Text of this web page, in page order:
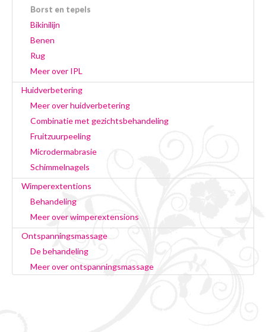
Borst en tepels
Bikinilijn
Benen
Rug
Meer over IPL
Huidverbetering
Meer over huidverbetering
Combinatie met gezichtsbehandeling
Fruitzuurpeeling
Microdermabrasie
Schimmelnagels
Wimperextentions
Behandeling
Meer over wimperextensions
Ontspanningsmassage
De behandeling
Meer over ontspanningsmassage